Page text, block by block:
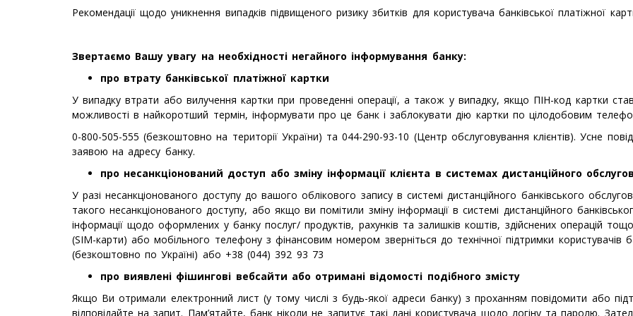
Рекомендації щодо уникнення випадків підвищеного ризику збитків для користувача банківської платіжної
Звертаємо Вашу увагу на необхідності негайного інформування банку:
про втрату банківської платіжної картки
У випадку втрати або вилучення картки при проведенні операції, а також у випадку, якщо ПІН-код картки
можливості в найкоротший термін, інформувати про це банк і заблокувати дію картки по цілодобовим
0-800-505-555 (безкоштовно на території України) та 044-290-93-10 (Центр обслуговування клієнтів). Усне
заявою на адресу банку.
про несанкціонований доступ або зміну інформації клієнта в системах дистанційного
У разі несанкціонованого доступу до вашого облікового запису в системі дистанційного банківського
такого несанкціонованого доступу, або якщо ви помітили зміну інформації в системі дистанційного
інформації щодо оформлених у банку послуг/ продуктів, рахунків та залишків коштів, здійснених операцій
(SIM-карти) або мобільного телефону з фінансовим номером зверніться до технічної підтримки
(безкоштовно по Україні) або +38 (044) 392 93 73
про виявлені фішингові вебсайти або отримані відомості подібного змісту
Якщо Ви отримали електронний лист (у тому числі з будь-якої адреси банку) з проханням повідомити або
відповідайте на запит. Пам’ятайте, банк ніколи не запитує такі дані користувача щодо логіну та паролю.